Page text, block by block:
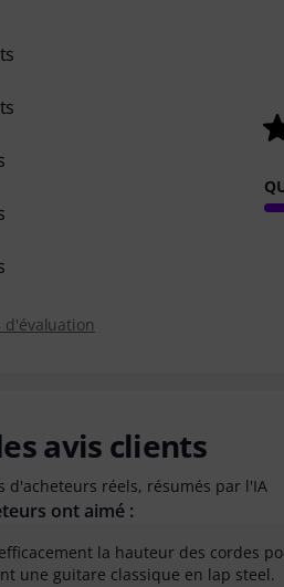
d'évaluation
avis clients
d'acheteurs réels, résumés par l'IA
ont aimé :
la hauteur des cordes
une guitare classique en lap steel.